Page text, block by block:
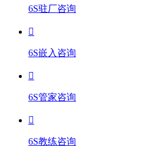
6S驻厂咨询
6S嵌入咨询
6S管家咨询
6S教练咨询